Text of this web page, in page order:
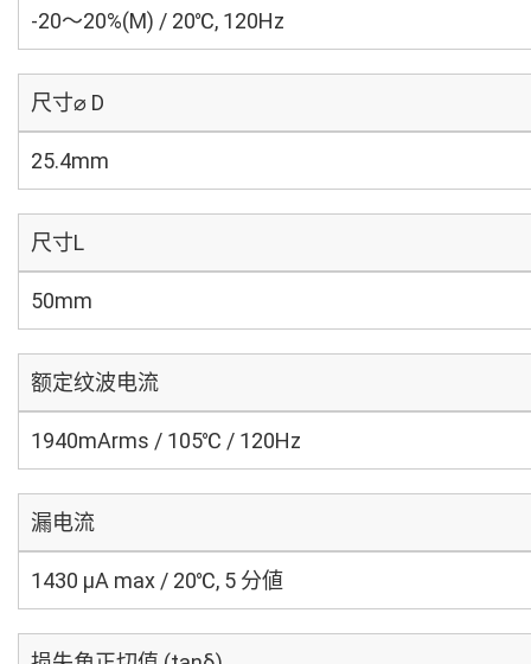
-20～20%(M) / 20℃, 120Hz
尺寸⌀ D
25.4mm
尺寸L
50mm
额定纹波电流
1940mArms / 105℃ / 120Hz
漏电流
1430 μA max / 20℃, 5 分値